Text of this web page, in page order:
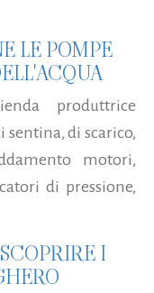
LE POMPE
produttrice
di scarico,
motori,
di pressione,
I